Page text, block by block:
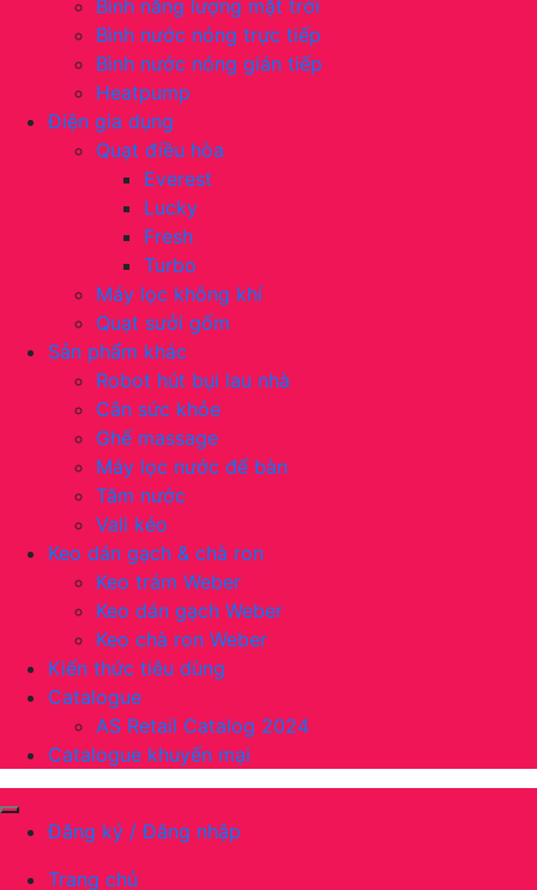
Bình năng lượng mặt trời
Bình nước nóng trực tiếp
Bình nước nóng gián tiếp
Heatpump
Điện gia dụng
Quạt điều hòa
Everest
Lucky
Fresh
Turbo
Máy lọc không khí
Quạt sưởi gốm
Sản phẩm khác
Robot hút bụi lau nhà
Cân sức khỏe
Ghế massage
Máy lọc nước để bàn
Tăm nước
Vali kéo
Keo dán gạch & chà ron
Keo trám Weber
Keo dán gạch Weber
Keo chà ron Weber
Kiến thức tiêu dùng
Catalogue
AS Retail Catalog 2024
Catalogue khuyến mại
Đăng ký / Đăng nhập
Trang chủ